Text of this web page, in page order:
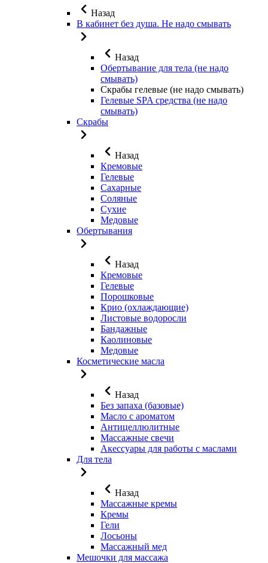
Назад
В кабинет без душа. Не надо смывать
Назад
Обертывание для тела (не надо
смывать)
Скрабы гелевые (не надо смывать)
Гелевые SPA средства (не надо
смывать)
Скрабы
Назад
Кремовые
Гелевые
Сахарные
Соляные
Сухие
Медовые
Обертывания
Назад
Кремовые
Гелевые
Порошковые
Крио (охлаждающие)
Листовые водоросли
Бандажные
Каолиновые
Медовые
Косметические масла
Назад
Без запаха (базовые)
Масло с ароматом
Антицеллюлитные
Массажные свечи
Акессуары для работы с маслами
Для тела
Назад
Массажные кремы
Кремы
Гели
Лосьоны
Массажный мед
Мешочки для массажа